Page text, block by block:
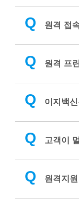
Q 원격 접속 웹페이지
Q 원격 프
Q 이지백
Q 고객이 멀티(듀
Q 원격지원 과정을 녹화